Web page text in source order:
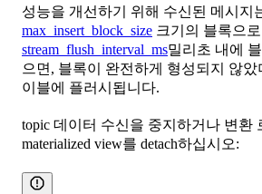
성능을 개선하기 위해 수신된 메시지
max_insert_block_size 크기의 블록으
stream_flush_interval_ms밀리초 내에
으면, 블록이 완전하게 형성되지 않았
이블에 플러시됩니다.
topic 데이터 수신을 중지하거나 변환
materialized view를 detach하십시오: